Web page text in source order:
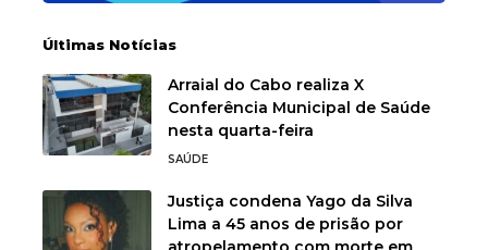
Últimas Notícias
Arraial do Cabo realiza X
Conferência Municipal de Saúde
nesta quarta-feira
SAÚDE
Justiça condena Yago da Silva
Lima a 45 anos de prisão por